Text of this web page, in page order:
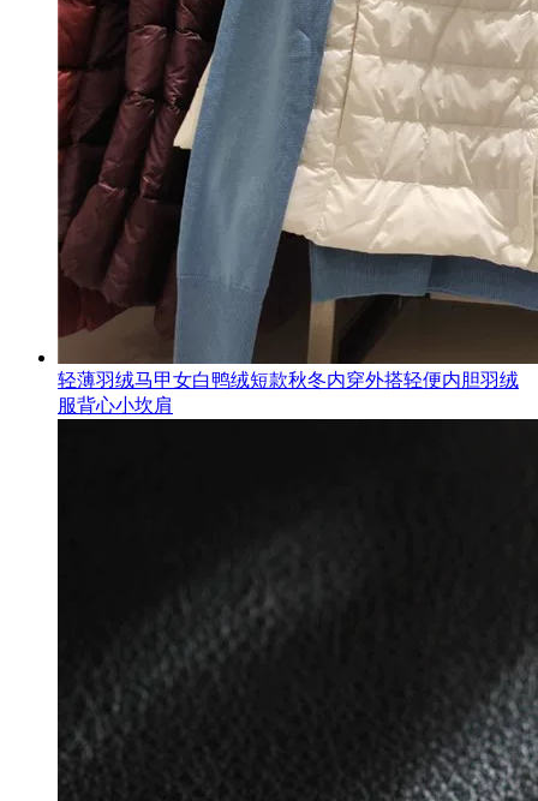
轻薄羽绒马甲女白鸭绒短款秋冬内穿外搭轻便内胆羽绒
服背心小坎肩